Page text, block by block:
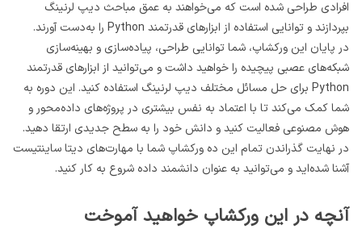
افرادی طراحی شده است که می‌خواهند به عمق مباحث دیپ لرنینگ
بپردازند و توانایی استفاده از ابزارهای قدرتمند Python را به‌دست آورند.
در پایان این ورکشاپ، شما توانایی طراحی، پیاده‌سازی و بهینه‌سازی
شبکه‌های عصبی پیچیده را خواهید داشت و می‌توانید از ابزارهای قدرتمند
Python برای حل مسائل مختلف دیپ لرنینگ استفاده کنید. این دوره به
شما کمک می‌کند تا با اعتماد به نفس بیشتری در پروژه‌های داده‌محور و
هوش مصنوعی فعالیت کنید و دانش خود را به سطح جدیدی ارتقا دهید.
در نهایت گذراندن تمام این ده ورکشاپ شما با مهارت‌های دیتا ساینتیست
آشنا شده‌اید و می‌توانید به عنوان دانشمند داده شروع به کار کنید.
آنچه در این ورکشاپ خواهید آموخت